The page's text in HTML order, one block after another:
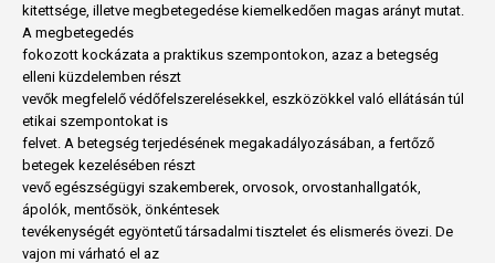
kitettsége, illetve megbetegedése kiemelkedően magas arányt mutat.
A megbetegedés
fokozott kockázata a praktikus szempontokon, azaz a betegség
elleni küzdelemben részt
vevők megfelelő védőfelszerelésekkel, eszközökkel való ellátásán túl
etikai szempontokat is
felvet. A betegség terjedésének megakadályozásában, a fertőző
betegek kezelésében részt
vevő egészségügyi szakemberek, orvosok, orvostanhallgatók,
ápolók, mentősök, önkéntesek
tevékenységét egyöntetű társadalmi tisztelet és elismerés övezi. De
vajon mi várható el az